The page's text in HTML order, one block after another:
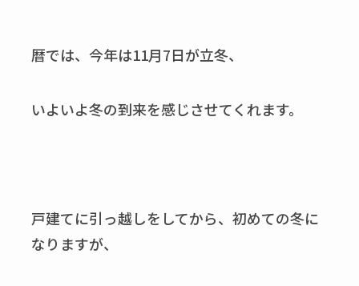
暦では、今年は11月7日が立冬、
いよいよ冬の到来を感じさせてくれます。
戸建てに引っ越しをしてから、初めての冬に
なりますが、